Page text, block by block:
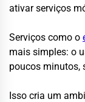
ativar serviços
Serviços como o
mais simples: o
poucos minutos,
Isso cria um